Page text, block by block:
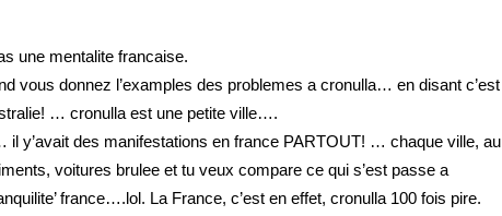
une mentalite francaise.
vous donnez l’examples des problemes a cronulla… en disant c’est
… cronulla est une petite ville….
y’avait des manifestations en france PARTOUT! … chaque ville, au
voitures brulee et tu veux compare ce qui s’est passe a
france….lol. La France, c’est en effet, cronulla 100 fois pire.